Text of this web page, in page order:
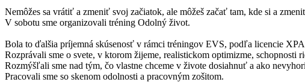
Nemôžes sa vrátiť a zmeniť svoj začiatok, ale môžeš začať tam, kde si a
V sobotu sme organizovali tréning Odolný život.
Bola to ďalšia príjemná skúsenosť v rámci tréningov EVS, podľa licencie
Rozprávali sme o svete, v ktorom žijeme, realistickom optimizme,
Rozmýšľali sme nad tým, čo vlastne chceme v živote dosiahnuť a ako
Pracovali sme so skenom odolnosti a pracovným zošitom.